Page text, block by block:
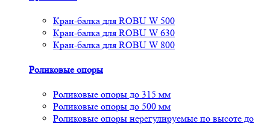
Кран-балка для ROBU W 500
Кран-балка для ROBU W 630
Кран-балка для ROBU W 800
Роликовые опоры
Роликовые опоры до 315 мм
Роликовые опоры до 500 мм
Роликовые опоры нерегулируемые по высоте до